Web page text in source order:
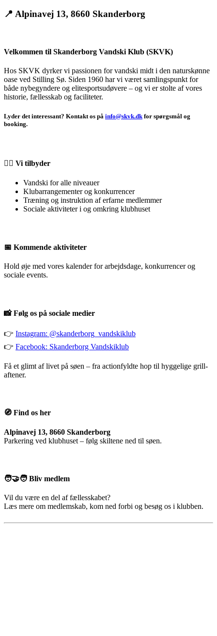
📍 Alpinavej 13, 8660 Skanderborg
Velkommen til Skanderborg Vandski Klub (SKVK)
Hos SKVK dyrker vi passionen for vandski midt i den naturskønne
oase ved Stilling Sø. Siden 1960 har vi været samlingspunkt for
både nybegyndere og elitesportsudøvere – og vi er stolte af vores
historie, fællesskab og faciliteter.
Lyder det interessant? Kontakt os på info@skvk.dk for spørgsmål og
booking.
🏄‍♂️ Vi tilbyder
Vandski for alle niveauer
Klubarrangementer og konkurrencer
Træning og instruktion af erfarne medlemmer
Sociale aktiviteter i og omkring klubhuset
📅 Kommende aktiviteter
Hold øje med vores kalender for arbejdsdage, konkurrencer og
sociale events.
📸 Følg os på sociale medier
👉 Instagram: @skanderborg_vandskiklub
👉 Facebook: Skanderborg Vandskiklub
Få et glimt af livet på søen – fra actionfyldte hop til hyggelige grill-
aftener.
🧭 Find os her
Alpinavej 13, 8660 Skanderborg
Parkering ved klubhuset – følg skiltene ned til søen.
🧑‍🤝‍🧑 Bliv medlem
Vil du være en del af fællesskabet?
Læs mere om medlemskab, kom ned forbi og besøg os i klubben.